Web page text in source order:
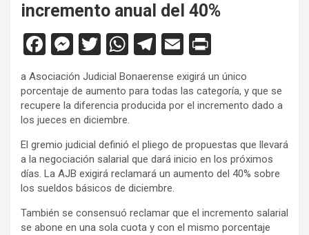
incremento anual del 40%
F
a
ce
b
o
o
k
M
es
se
n
g
er
T
wi
tt
er
W
at
s
A
p
p
T
e
gr
m
E
m
ail
in
tF
ri
n
dl
a Asociación Judicial Bonaerense exigirá un único
porcentaje de aumento para todas las categoría, y que se
recupere la diferencia producida por el incremento dado a
los jueces en diciembre.
El gremio judicial definió el pliego de propuestas que llevará
a la negociación salarial que dará inicio en los próximos
días. La AJB exigirá reclamará un aumento del 40% sobre
los sueldos básicos de diciembre.
También se consensuó reclamar que el incremento salarial
se abone en una sola cuota y con el mismo porcentaje